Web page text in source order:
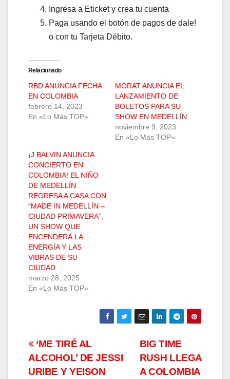
Ingresa a Eticket y crea tu cuenta
Paga usando el botón de pagos de dale!
o con tu Tarjeta Débito.
Relacionado
RBD ANUNCIA FECHA
EN COLOMBIA
febrero 14, 2023
En «Lo Más TOP»
MORAT ANUNCIA EL
LANZAMIENTO DE
BOLETOS PARA SU
SHOW EN MEDELLÍN
noviembre 9, 2023
En «Lo Más TOP»
¡J BALVIN ANUNCIA
CONCIERTO EN
COLOMBIA! EL NIÑO
DE MEDELLÍN
REGRESA A CASA CON
“MADE IN MEDELLÍN –
CIUDAD PRIMAVERA”,
UN SHOW QUE
ENCENDERÁ LA
ENERGÍA Y LAS
VIBRAS DE SU
CIUDAD
marzo 28, 2025
En «Lo Más TOP»
Navegación
de
BIG TIME
RUSH LLEGA
A COLOMBIA
‘ME TIRÉ AL
ALCOHOL’ DE JESSI
URIBE Y YEISON